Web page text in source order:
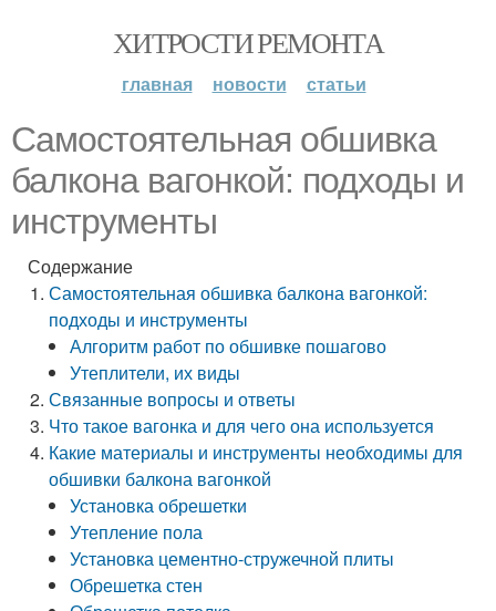
ХИТРОСТИ РЕМОНТА
главная новости статьи
Самостоятельная обшивка
балкона вагонкой: подходы и
инструменты
Содержание
Самостоятельная обшивка балкона вагонкой:
подходы и инструменты
Алгоритм работ по обшивке пошагово
Утеплители, их виды
Связанные вопросы и ответы
Что такое вагонка и для чего она используется
Какие материалы и инструменты необходимы для
обшивки балкона вагонкой
Установка обрешетки
Утепление пола
Установка цементно-стружечной плиты
Обрешетка стен